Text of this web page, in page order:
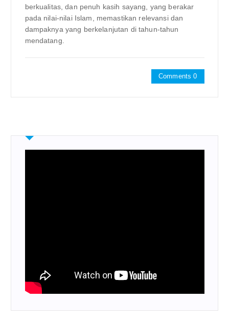
berkualitas, dan penuh kasih sayang, yang berakar
pada nilai-nilai Islam, memastikan relevansi dan
dampaknya yang berkelanjutan di tahun-tahun
mendatang.
Comments 0